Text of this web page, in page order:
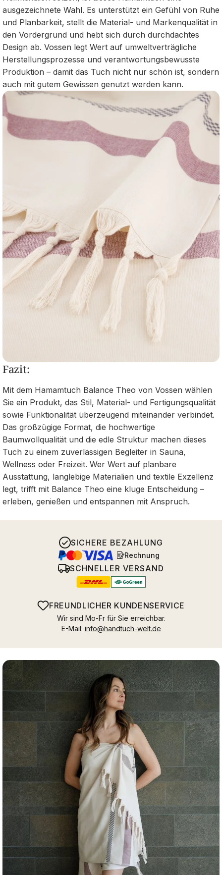
ausgezeichnete Wahl. Es unterstützt ein Gefühl von Ruhe
und Planbarkeit, stellt die Material‑ und Markenqualität in
den Vordergrund und hebt sich durch durchdachtes
Design ab. Vossen legt Wert auf umweltverträgliche
Herstellungsprozesse und verantwortungsbewusste
Produktion – damit das Tuch nicht nur schön ist, sondern
auch mit gutem Gewissen genutzt werden kann.
Fazit:
Mit dem Hamamtuch Balance Theo von Vossen wählen
Sie ein Produkt, das Stil, Material‑ und Fertigungsqualität
sowie Funktionalität überzeugend miteinander verbindet.
Das großzügige Format, die hochwertige
Baumwollqualität und die edle Struktur machen dieses
Tuch zu einem zuverlässigen Begleiter in Sauna,
Wellness oder Freizeit. Wer Wert auf planbare
Ausstattung, langlebige Materialien und textile Exzellenz
legt, trifft mit Balance Theo eine kluge Entscheidung –
erleben, genießen und entspannen mit Anspruch.
SICHERE BEZAHLUNG
Rechnung
SCHNELLER VERSAND
FREUNDLICHER KUNDENSERVICE
Wir sind Mo-Fr für Sie erreichbar.
E-Mail: info@handtuch-welt.de